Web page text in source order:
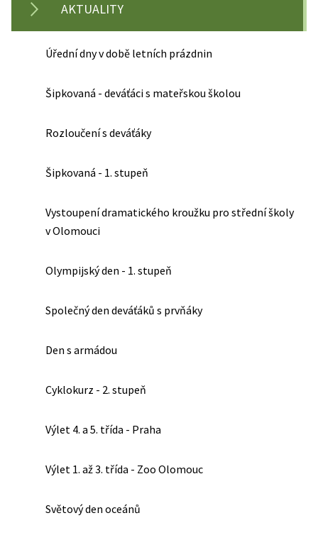
AKTUALITY
Úřední dny v době letních prázdnin
Šipkovaná - deváťáci s mateřskou školou
Rozloučení s deváťáky
Šipkovaná - 1. stupeň
Vystoupení dramatického kroužku pro střední školy
v Olomouci
Olympijský den - 1. stupeň
Společný den deváťáků s prvňáky
Den s armádou
Cyklokurz - 2. stupeň
Výlet 4. a 5. třída - Praha
Výlet 1. až 3. třída - Zoo Olomouc
Světový den oceánů